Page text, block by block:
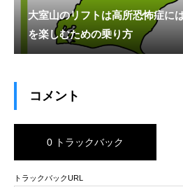
大室山のリフトは高所恐怖症に
を楽しむための乗り方
コメント
0 トラックバック
トラックバックURL